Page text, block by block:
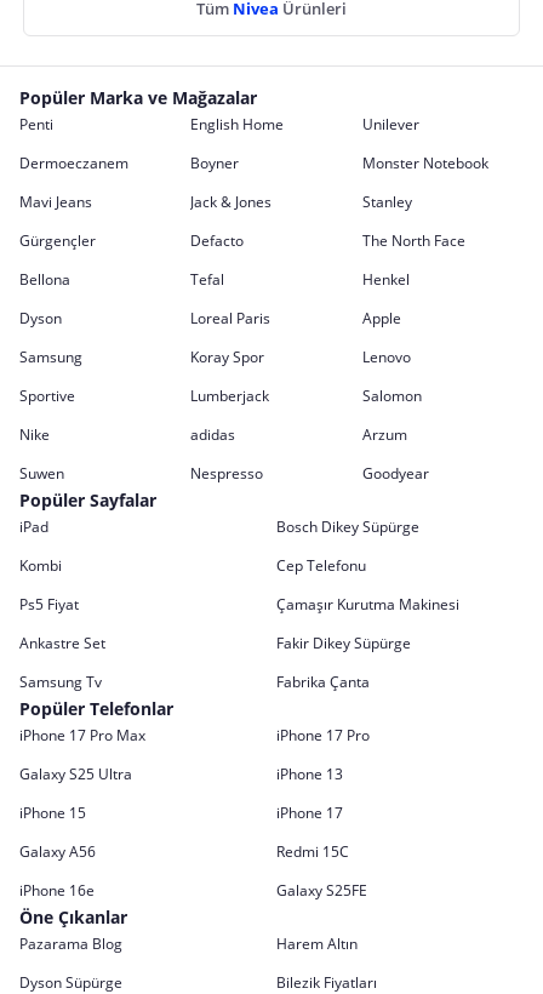
Tüm Nivea Ürünleri
Popüler Marka ve Mağazalar
Penti English Home
Unilever
Dermoeczanem
Boyner
Monster Notebook
Mavi Jeans
Jack & Jones
Stanley
Gürgençler
Defacto
The North Face
Bellona
Tefal
Henkel
Dyson
Loreal Paris
Apple
Samsung
Koray Spor
Lenovo
Sportive
Lumberjack
Salomon
Nike
adidas
Arzum
Suwen
Nespresso Goodyear
Popüler Sayfalar
iPad
Bosch Dikey Süpürge
Kombi
Cep Telefonu
Ps5 Fiyat
Çamaşır Kurutma Makinesi
Ankastre Set
Fakir Dikey Süpürge
Samsung Tv
Fabrika Çanta
Popüler Telefonlar
iPhone 17 Pro Max
iPhone 17 Pro
Galaxy S25 Ultra
iPhone 13
iPhone 15
iPhone 17
Galaxy A56
Redmi 15C
iPhone 16e
Galaxy S25FE
Öne Çıkanlar
Pazarama Blog
Harem Altın
Dyson Süpürge
Bilezik Fiyatları